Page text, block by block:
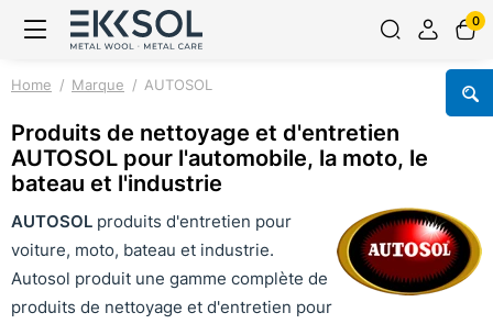
0
Home Marque AUTOSOL
Produits de nettoyage et d'entretien
AUTOSOL pour l'automobile, la moto, le
bateau et l'industrie
AUTOSOL produits d'entretien pour
voiture, moto, bateau et industrie.
Autosol produit une gamme complète de
produits de nettoyage et d'entretien pour